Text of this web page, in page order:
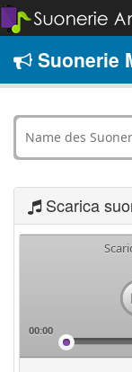
Suonerie
Scarica
00:00